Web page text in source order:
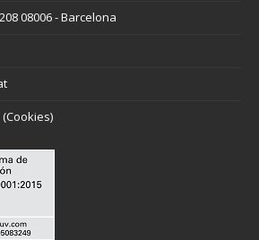
08006 - Barcelona